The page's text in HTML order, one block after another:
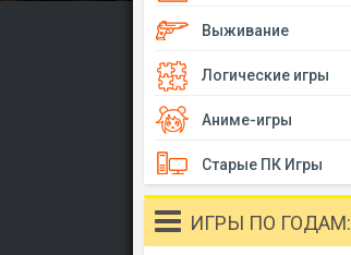
Выживание
Логические игры
Аниме-игры
Старые ПК Игры
ИГРЫ ПО ГОДАМ: